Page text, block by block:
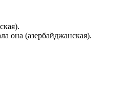
она (азербайджанская).